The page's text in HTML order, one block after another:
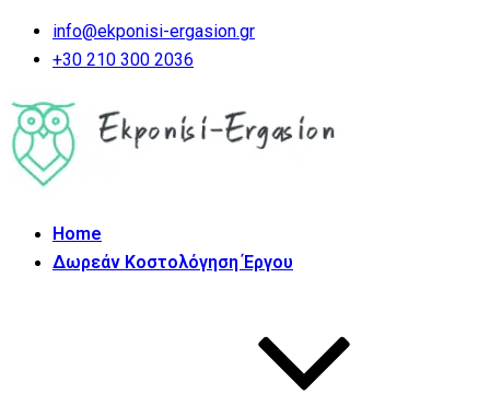
info@ekponisi-ergasion.gr
+30 210 300 2036
Home
Δωρεάν Κοστολόγηση Έργου